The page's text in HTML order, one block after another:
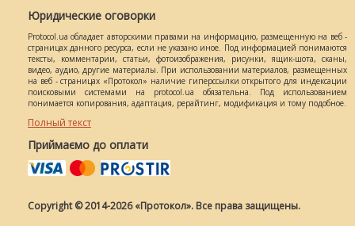
Юридические оговорки
Protocol.ua обладает авторскими правами на информацию, размещенную на веб -
страницах данного ресурса, если не указано иное. Под информацией понимаются
тексты, комментарии, статьи, фотоизображения, рисунки, ящик-шота, сканы,
видео, аудио, другие материалы. При использовании материалов, размещенных
на веб - страницах «Протокол» наличие гиперссылки открытого для индексации
поисковыми системами на protocol.ua обязательна. Под использованием
понимается копирования, адаптация, рерайтинг, модификация и тому подобное.
Полный текст
Приймаємо до оплати
Copyright © 2014-2026 «Протокол». Все права защищены.